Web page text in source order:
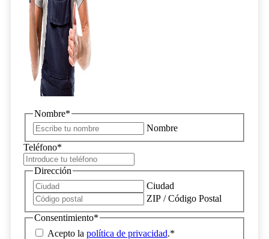
Nombre*
Nombre
Teléfono*
Dirección
Ciudad
ZIP / Código Postal
Consentimiento*
Acepto la política de privacidad.*